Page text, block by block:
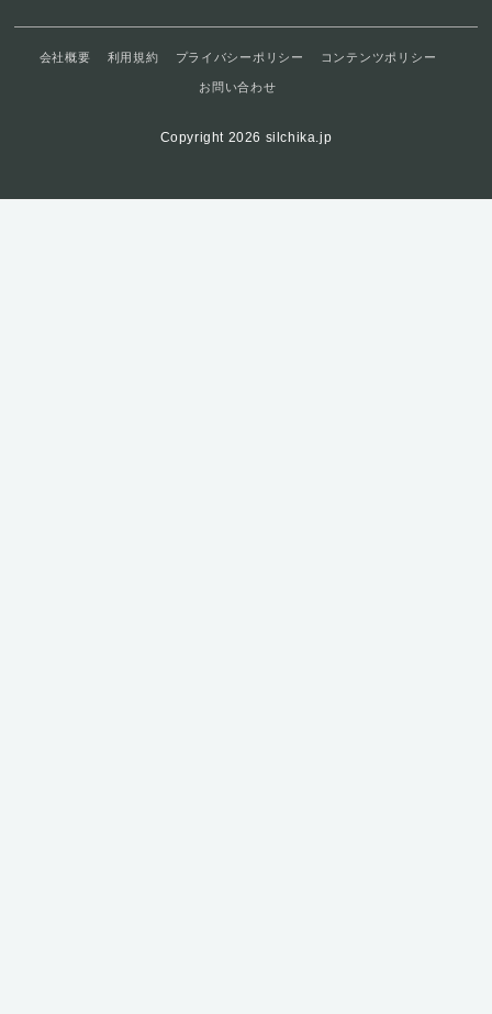
会社概要 利用規約 プライバシーポリシー コンテンツポリシー
お問い合わせ
Copyright 2026 silchika.jp